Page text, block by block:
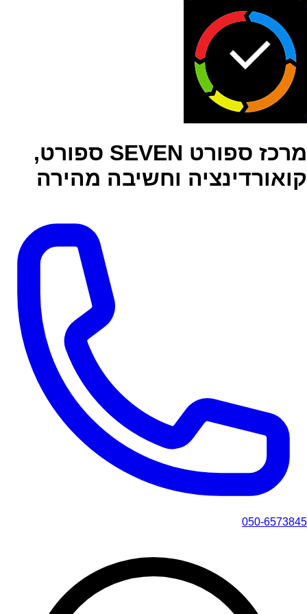
מרכז ספורט SEVEN ספורט,
קואורדינציה וחשיבה מהירה
050-6573845